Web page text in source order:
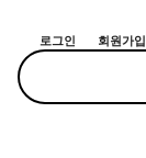
로그인 회원가입